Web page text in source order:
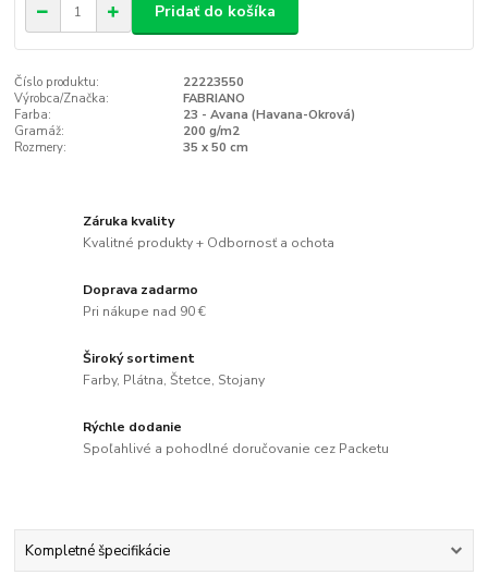
Pridať do košíka
Číslo produktu:
22223550
Výrobca/Značka:
FABRIANO
Farba:
23 - Avana (Havana-Okrová)
Gramáž:
200 g/m2
Rozmery:
35 x 50 cm
Záruka kvality
Kvalitné produkty + Odbornosť a ochota
Doprava zadarmo
Pri nákupe nad 90 €
Široký sortiment
Farby, Plátna, Štetce, Stojany
Rýchle dodanie
Spoľahlivé a pohodlné doručovanie cez Packetu
Kompletné špecifikácie